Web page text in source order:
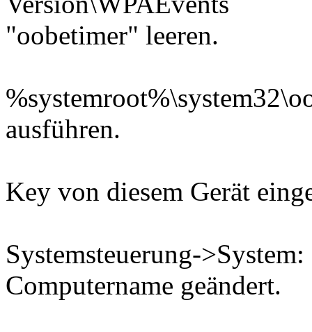
"oobetimer" leeren.
ausführen.
Key von diesem Gerät
Systemsteuerung-
Computername geändert.